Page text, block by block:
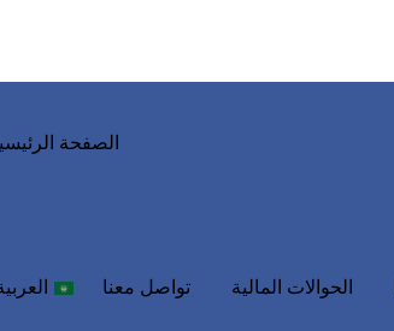
الصفحة
الحوالات المالية تواصل معنا